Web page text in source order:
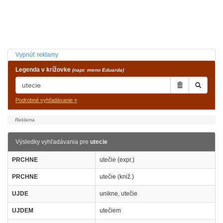
Vypnúť reklamy
Legenda v krížovke (napr. meno Eduarda)
Podrobné vyhľadávanie »
Výsledky vyhľadávania pre utecie
PRCHNE utečie (expr.)
PRCHNE utečie (kniž.)
UJDE unikne, utečie
UJDEM utečiem